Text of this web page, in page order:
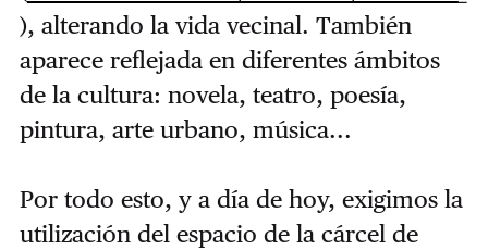
), alterando la vida vecinal. También
aparece reflejada en diferentes ámbitos
de la cultura: novela, teatro, poesía,
pintura, arte urbano, música...
Por todo esto, y a día de hoy, exigimos la
utilización del espacio de la cárcel de